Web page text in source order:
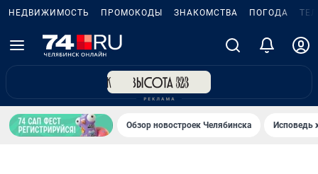
НЕДВИЖИМОСТЬ ПРОМОКОДЫ ЗНАКОМСТВА ПОГОДА
Обзор новостроек Челябинска Исповедь